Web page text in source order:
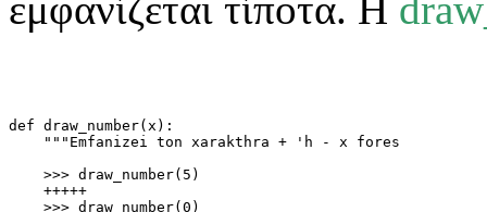
def draw_number(x):
    """Emfanizei ton xarakthra + 'h - x fores
    >>> draw_number(5)
    +++++
    >>> draw_number(0)